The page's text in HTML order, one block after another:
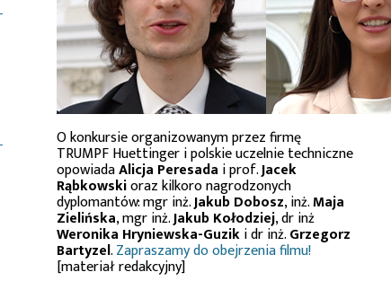
O konkursie organizowanym przez firmę
TRUMPF Huettinger i polskie uczelnie techniczne
opowiadaAlicja Peresada i prof.Jacek
Rąbkowskioraz kilkoro nagrodzonych
dyplomantów: mgr inż.Jakub Dobosz, inż.Maja
Zielińska, mgr inż.Jakub Kołodziej, dr inż
Weronika Hryniewska-Guziki dr inż.Grzegorz
Bartyzel.Zapraszamy do obejrzenia filmu!
[materiał redakcyjny]